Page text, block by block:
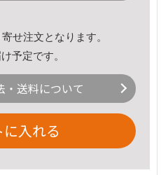
せ注文となります。
予定です。
・送料について
入れる